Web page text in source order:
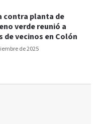
de 2025
contra planta de
verde reunió a
de vecinos en Colón